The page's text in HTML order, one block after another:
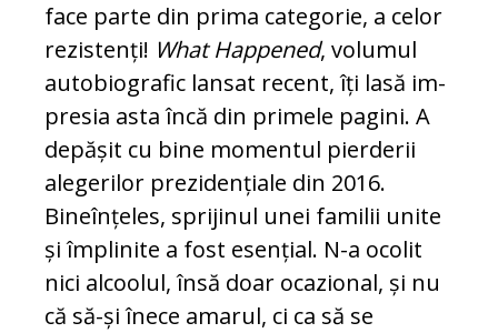
face parte din prima ca­tegorie, a celor
rezistenți! WhatHappened, volumul
auto­bio­gra­fic lansat recent, îți lasă im­
pre­sia asta încă din primele pagini. A
depășit cu bine momentul pierderii
alegerilor pre­zi­dențiale din 2016.
Bineînțeles, sprijinul unei familii unite
și împlinite a fost esen­țial. N-a ocolit
nici alcoolul, însă doar oca­zional, și nu
că să-și înece amarul, ci ca să se